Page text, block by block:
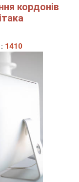
кордонів
1410